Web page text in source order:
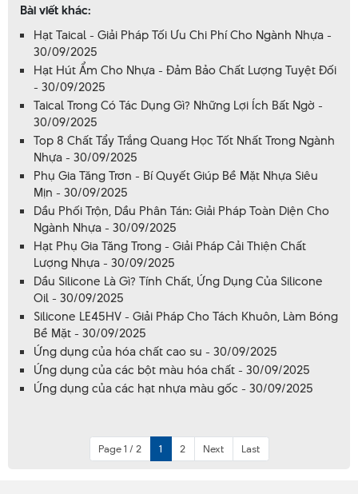
Bài viết khác:
Hạt Taical - Giải Pháp Tối Ưu Chi Phí Cho Ngành Nhựa -
30/09/2025
Hạt Hút Ẩm Cho Nhựa - Đảm Bảo Chất Lượng Tuyệt Đối
- 30/09/2025
Taical Trong Có Tác Dụng Gì? Những Lợi Ích Bất Ngờ -
30/09/2025
Top 8 Chất Tẩy Trắng Quang Học Tốt Nhất Trong Ngành
Nhựa - 30/09/2025
Phụ Gia Tăng Trơn - Bí Quyết Giúp Bề Mặt Nhựa Siêu
Mịn - 30/09/2025
Dầu Phối Trộn, Dầu Phân Tán: Giải Pháp Toàn Diện Cho
Ngành Nhựa - 30/09/2025
Hạt Phụ Gia Tăng Trong - Giải Pháp Cải Thiện Chất
Lượng Nhựa - 30/09/2025
Dầu Silicone Là Gì? Tính Chất, Ứng Dụng Của Silicone
Oil - 30/09/2025
Silicone LE45HV - Giải Pháp Cho Tách Khuôn, Làm Bóng
Bề Mặt - 30/09/2025
Ứng dụng của hóa chất cao su - 30/09/2025
Ứng dụng của các bột màu hóa chất - 30/09/2025
Ứng dụng của các hạt nhựa màu gốc - 30/09/2025
Page 1 / 2 1 2 Next Last